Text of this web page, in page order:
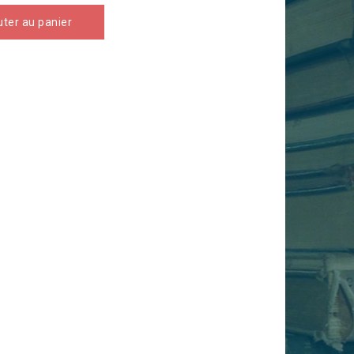
au panier